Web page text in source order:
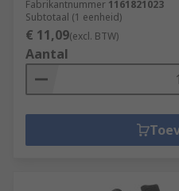
Fabrikantnummer 1161821023
Subtotaal (1 eenheid)
€ 11,09(excl. BTW)
Aantal